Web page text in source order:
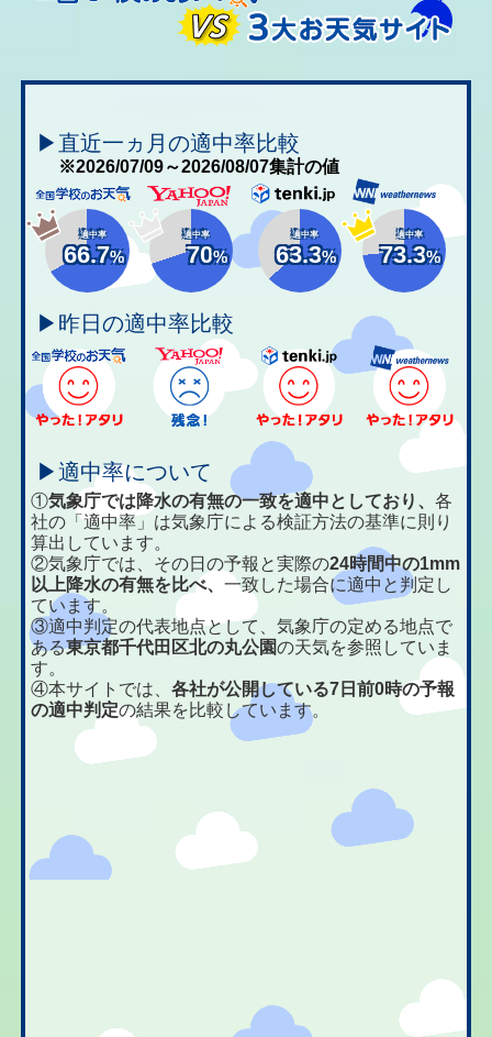
▶直近一ヵ月の適中率比較
※2026/07/09～2026/08/07集計の値
適中率
66.7%
適中率
70%
適中率
63.3%
適中率
73.3%
▶昨日の適中率比較
▶適中率について
①気象庁では降水の有無の一致を適中としており、各
社の「適中率」は気象庁による検証方法の基準に則り
算出しています。
②気象庁では、その日の予報と実際の24時間中の1mm
以上降水の有無を比べ、一致した場合に適中と判定し
ています。
③適中判定の代表地点として、気象庁の定める地点で
ある東京都千代田区北の丸公園の天気を参照していま
す。
④本サイトでは、各社が公開している7日前0時の予報
の適中判定の結果を比較しています。